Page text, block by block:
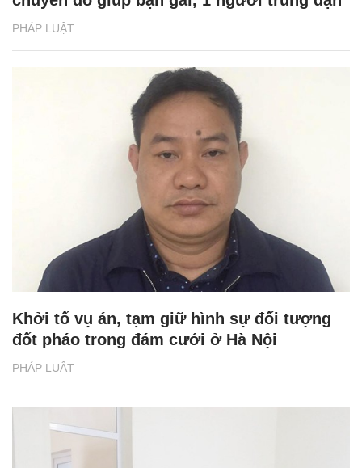
PHÁP LUẬT
PHÁP LUẬT
Khởi tố vụ án, tạm giữ hình sự đối tượng
đốt pháo trong đám cưới ở Hà Nội